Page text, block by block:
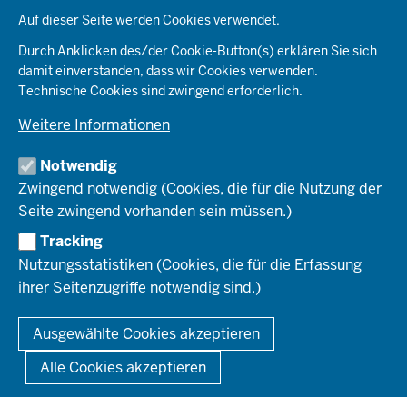
Auf dieser Seite werden Cookies verwendet.
Durch Anklicken des/der Cookie-Button(s) erklären Sie sich
damit einverstanden, dass wir Cookies verwenden.
Technische Cookies sind zwingend erforderlich.
Weitere Informationen
Notwendig
Zwingend notwendig (Cookies, die für die Nutzung der
Seite zwingend vorhanden sein müssen.)
Tracking
Nutzungsstatistiken (Cookies, die für die Erfassung
ihrer Seitenzugriffe notwendig sind.)
Ausgewählte Cookies akzeptieren
Alle Cookies akzeptieren
Kommunales & Wirtschaft
Planen & Bauen
Schule & Bildung
Umwelt & Natur
Aktenpläne
Organisationsstruktur
Behördenleitung
Die Bezirksregierung
Organisationsplan
Institutionen
Arbeitgeberprofil
Stellenangebote
Ausbildung
PRESSE
Pressefotos
Social-Media-Kanäle
REGIONALRAT DÜSSELDORF
SERVICES
Bekanntmachungen
Förderprogramme
Kontakt
Mediathek
So finden Sie uns
Anerkennung von Bildungsnachweisen
Offenlagen
HOTLINE
© 2026 Bezirksregierung Düsseldorf
Fußzeile
DATENSCHUTZ BARRIEREFREIHEIT
IMPRESSUM
KONTAKT